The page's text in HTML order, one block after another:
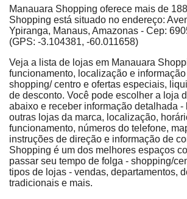
Manauara Shopping oferece mais de
Shopping está situado no endereço:
Ypiranga, Manaus, Amazonas - Cep:
(GPS: -3.104381, -60.011658)
Veja a lista de lojas em Manauara
funcionamento, localização e
shopping/ centro e ofertas especiais,
de desconto. Você pode escolher a loja
abaixo e receber informação detalhada
outras lojas da marca, localização,
funcionamento, números do telefone,
instruções de direção e informação de
Shopping é um dos melhores espaços
passar seu tempo de folga - shopping/
tipos de lojas - vendas, departamentos,
tradicionais e mais.